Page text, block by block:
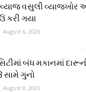
વ્યાજ વસુલી વ્યાજખોર
કરી ગયા
August 6, 2026
બંધ મકાનમાં
સામે ગુનો
August 9, 2026